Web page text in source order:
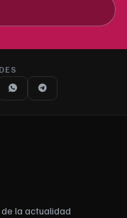
la actualidad